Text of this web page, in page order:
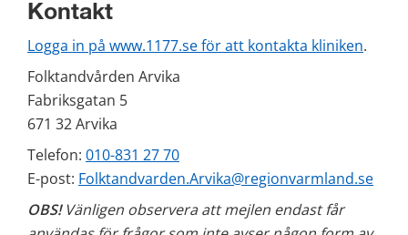
Kontakt
Logga in på www.1177.se för att kontakta kliniken.
Folktandvården Arvika
Fabriksgatan 5
671 32 Arvika
Telefon: 010-831 27 70
E-post: Folktandvarden.Arvika@regionvarmland.se
OBS! Vänligen observera att mejlen endast får